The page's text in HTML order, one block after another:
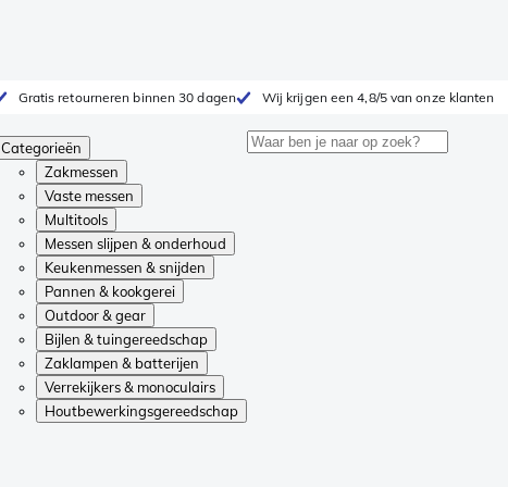
Gratis retourneren binnen 30 dagen Wij krijgen een 4,8/5 van onze klanten
Categorieën
Zakmessen
Vaste messen
Multitools
Messen slijpen & onderhoud
Keukenmessen & snijden
Pannen & kookgerei
Outdoor & gear
Bijlen & tuingereedschap
Zaklampen & batterijen
Verrekijkers & monoculairs
Houtbewerkingsgereedschap